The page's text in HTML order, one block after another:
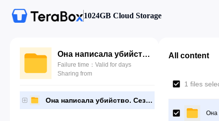
1024GB Cloud Storage
Она написала убийство. Сезон 3
Failure time：Valid for days
Sharing from
Она написала убийство. Сезон 3
All content
1 files
Она